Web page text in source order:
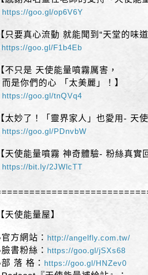
https://goo.gl/op6V6Y
【只要真心流動 就能聞到“天堂的味
https://goo.gl/F1b4Eb
【不只是 天使能量噴霧厲害，
是你們的心 「太美麗」！】
https://goo.gl/tnQVq4
【太妙了！「靈界家人」也愛用- 天
https://goo.gl/PDnvbW
【天使能量噴霧 神奇體驗- 粉絲真實
https://bit.ly/2JWlcTT
【天使能量屋】
方網站： http://angelfly.com.tw/
書粉絲： https://goo.gl/jSXs68
落 格： https://goo.gl/HNZev0